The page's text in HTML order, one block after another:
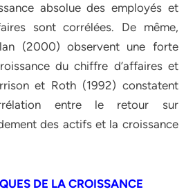
absolue des employés et
sont corrélées. De même,
(2000) observent une forte
du chiffre d’affaires et
et Roth (1992) constatent
entre le retour sur
des actifs et la croissance
DE LA CROISSANCE